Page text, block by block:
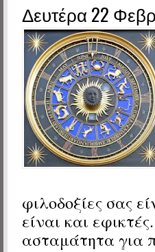
Δευτέρα 22
φιλοδοξίες σας
είναι και
ασταμάτητα για